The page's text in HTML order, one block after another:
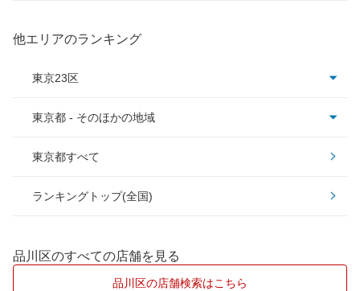
他エリアのランキング
東京23区
足立区
板橋区
江戸川区
東京都 - そのほかの地域
あきる野市
稲城市
東京都すべて
ランキングトップ(全国)
品川区のすべての店舗を見る
品川区の店舗検索はこちら